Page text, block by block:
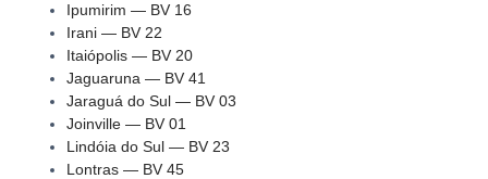
Ipumirim — BV 16
Irani — BV 22
Itaiópolis — BV 20
Jaguaruna — BV 41
Jaraguá do Sul — BV 03
Joinville — BV 01
Lindóia do Sul — BV 23
Lontras — BV 45